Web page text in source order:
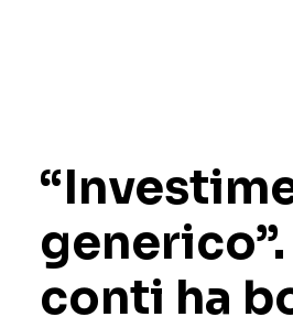
conti ha